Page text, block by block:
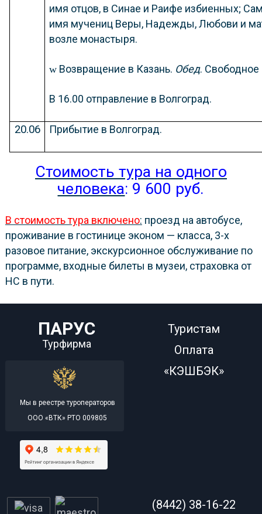
имя отцов, в Синае и Раифе избиенных;
имя мучениц Веры, Надежды, Любови и
возле монастыря.
w Возвращение в Казань. Обед.
В 16.00 отправление в Волгоград.
20.06 Прибытие в Волгоград.
Стоимость тура на одного
человека: 9 600 руб.
В стоимость тура включено: проезд на автобусе,
проживание в гостинице эконом — класса, 3-х
разовое питание, экскурсионное обслуживание по
программе, входные билеты в музеи, страховка от
НС в пути.
ПАРУС
Турфирма
Мы в реестре туроператоров
ООО «ВТК» РТО 009805
Туристам
Оплата
«КЭШБЭК»
(8442) 38-16-22